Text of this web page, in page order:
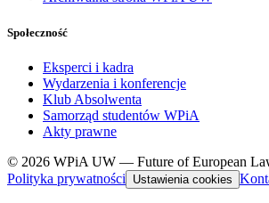
Społeczność
Eksperci i kadra
Wydarzenia i konferencje
Klub Absolwenta
Samorząd studentów WPiA
Akty prawne
© 2026 WPiA UW — Future of European
Polityka prywatności
Ustawienia cookies